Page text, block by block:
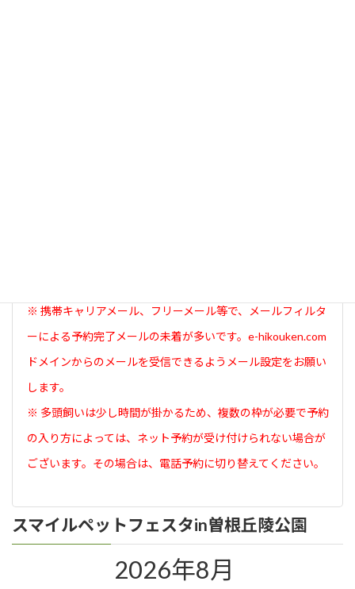
※ 携帯キャリアメール、フリーメール等で、メールフィルタ
ーによる予約完了メールの未着が多いです。e-hikouken.com
ドメインからのメールを受信できるようメール設定をお願い
します。
※ 多頭飼いは少し時間が掛かるため、複数の枠が必要で予約
の入り方によっては、ネット予約が受け付けられない場合が
ございます。その場合は、電話予約に切り替えてください。
スマイルペットフェスタin曽根丘陵公園
2026年8月